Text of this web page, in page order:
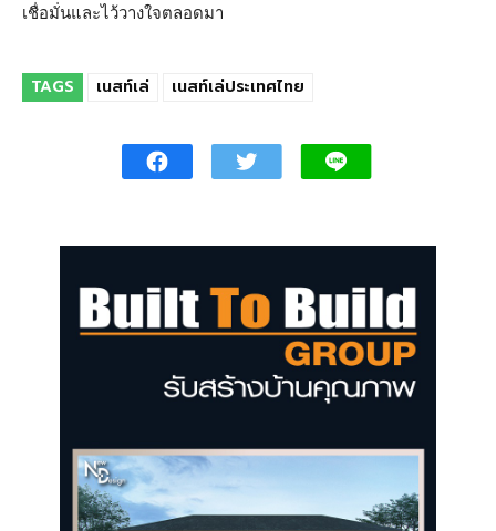
เชื่อมั่นและไว้วางใจตลอดมา
TAGS เนสท์เล่ เนสท์เล่ประเทศไทย